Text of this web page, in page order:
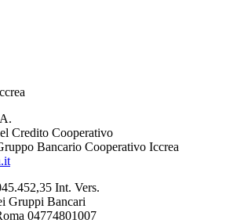
Credito Cooperativo
Bancario Cooperativo Iccrea
Int. Vers.
Gruppi Bancari
04774801007